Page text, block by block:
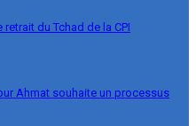
retrait du Tchad de la CPI
Ahmat souhaite un processus